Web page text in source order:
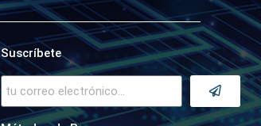
Suscríbete